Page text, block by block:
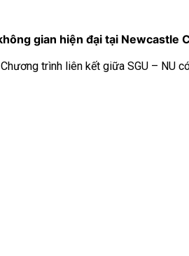
gian hiện đại tại Newcastle
trình liên kết giữa SGU – NU